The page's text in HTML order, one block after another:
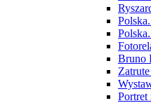
Bruno
Portret